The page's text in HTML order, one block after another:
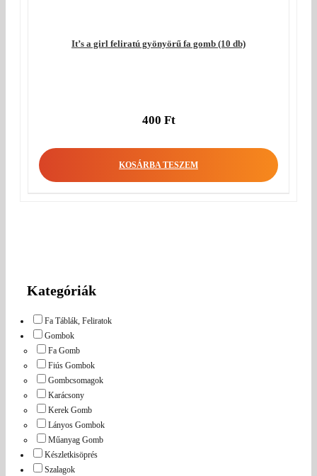
It’s a girl feliratú gyönyörű fa gomb (10 db)
400 Ft
KOSÁRBA TESZEM
Kategóriák
Fa Táblák, Feliratok
Gombok
Fa Gomb
Fiús Gombok
Gombcsomagok
Karácsony
Kerek Gomb
Lányos Gombok
Műanyag Gomb
Készletkisöprés
Szalagok